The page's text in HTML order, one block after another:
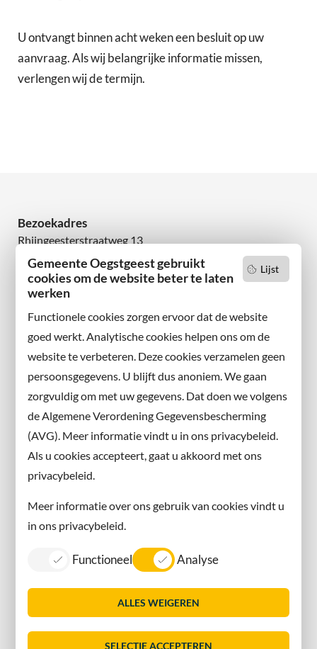
Lijst
Gemeente Oegstgeest gebruikt
cookies om de website beter te laten
werken
Functionele cookies zorgen ervoor dat de website
goed werkt. Analytische cookies helpen ons om de
website te verbeteren. Deze cookies verzamelen geen
persoonsgegevens. U blijft dus anoniem. We gaan
zorgvuldig om met uw gegevens. Dat doen we volgens
de Algemene Verordening Gegevensbescherming
(AVG). Meer informatie vindt u in ons privacybeleid.
Als u cookies accepteert, gaat u akkoord met ons
privacybeleid.
Meer informatie over ons gebruik van cookies vindt u
in ons privacybeleid.
Functioneel Analyse
ALLES WEIGEREN
SELECTIE ACCEPTEREN
U ontvangt binnen acht weken een besluit op uw
aanvraag. Als wij belangrijke informatie missen,
verlengen wij de termijn.
Bezoekadres
Rhijngeesterstraatweg 13
2342 AN Oegstgeest
Wilt u niets missen?
en volg ons ook op sociale media.
Facebook
X
Instagram
Contact met de gemeente
Contact
Information in English
Sitemap
Toegankelijkheid